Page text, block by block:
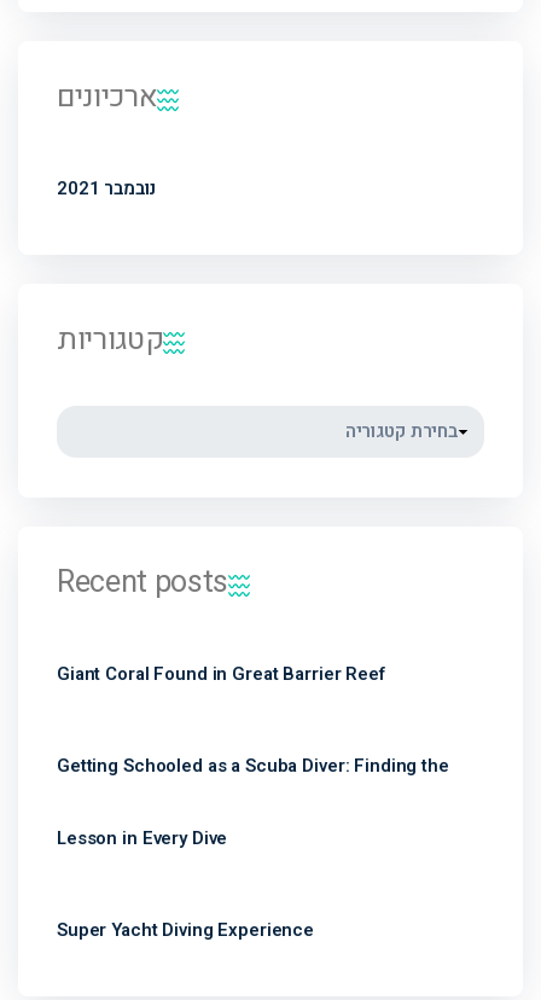
ארכיונים
נובמבר 2021
קטגוריות
Recent posts
Giant Coral Found in Great Barrier Reef
Getting Schooled as a Scuba Diver: Finding the
Lesson in Every Dive
Super Yacht Diving Experience